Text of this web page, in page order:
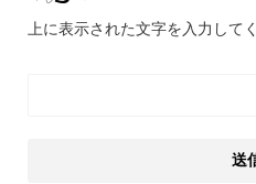
上に表示された文字を入力して